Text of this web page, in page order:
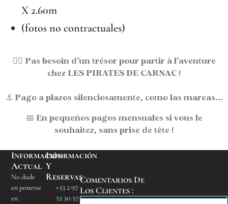
X 2.60m
(fotos no contractuales)
🏴‍☠️ Pas besoin d’un trésor pour partir à l’aventure
chez LES PIRATES DE CARNAC !
⚓ Pago a plazos silenciosamente, como las mareas...
📅 En pequeños pagos mensuales si vous le
souhaitez, sans prise de tête !
Información
Y
Reservas
+33 2 97
52 30 57
Información
Actual
No dude
en ponerse
en
Comentarios De
Los Clientes :